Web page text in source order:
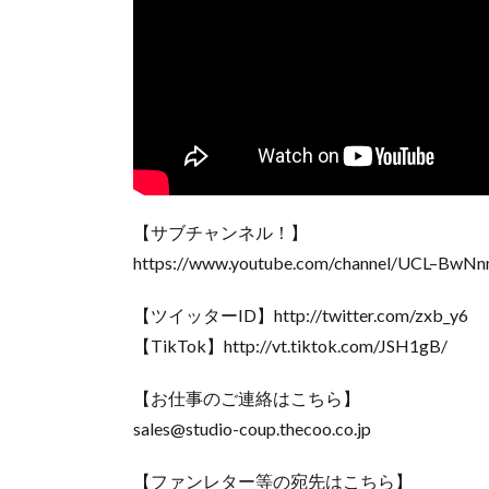
【サブチャンネル！】
https://www.youtube.com/channel/
【ツイッターID】http://twitter.com/zxb_y6
【TikTok】http://vt.tiktok.com/JSH1gB/
【お仕事のご連絡はこちら】
sales@studio-coup.thecoo.co.jp
【ファンレター等の宛先はこちら】